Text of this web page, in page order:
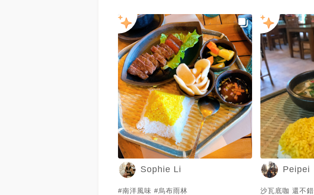
Sophie Li
#南洋風味 #烏布雨林
Peipei
沙瓦底咖 還不錯